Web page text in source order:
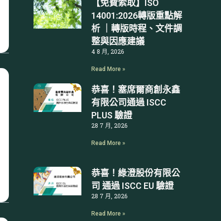
【免費索取】ISO
14001:2026轉版重點解
析 ｜轉版時程、文件調
整與因應建議
4 8 月, 2026
Read More »
恭喜！塞席爾商創永鑫
有限公司通過 ISCC
PLUS 驗證
28 7 月, 2026
Read More »
恭喜！綠澄股份有限公
司 通過 ISCC EU 驗證
28 7 月, 2026
Read More »